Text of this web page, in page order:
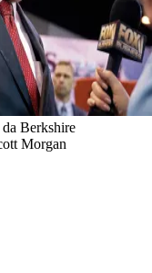
Berkshire
Morgan